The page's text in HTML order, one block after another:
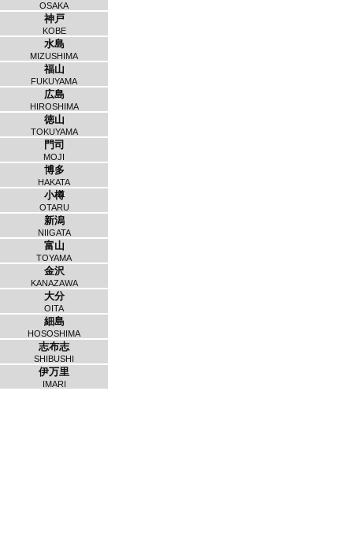
OSAKA
神戸
KOBE
水島
MIZUSHIMA
福山
FUKUYAMA
広島
HIROSHIMA
徳山
TOKUYAMA
門司
MOJI
博多
HAKATA
小樽
OTARU
新潟
NIIGATA
富山
TOYAMA
金沢
KANAZAWA
大分
OITA
細島
HOSOSHIMA
志布志
SHIBUSHI
伊万里
IMARI